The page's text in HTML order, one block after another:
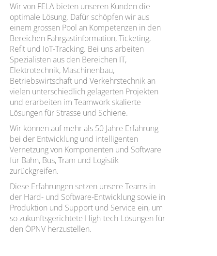
Wir von FELA bieten unseren Kunden die
optimale Lösung. Dafür schöpfen wir aus
einem grossen Pool an Kompetenzen in den
Bereichen Fahrgastinformation, Ticketing,
Refit und IoT-Tracking. Bei uns arbeiten
Spezialisten aus den Bereichen IT,
Elektrotechnik, Maschinenbau,
Betriebswirtschaft und Verkehrstechnik an
vielen unterschiedlich gelagerten Projekten
und erarbeiten im Teamwork skalierte
Lösungen für Strasse und Schiene.
Wir können auf mehr als 50 Jahre Erfahrung
bei der Entwicklung und intelligenten
Vernetzung von Komponenten und Software
für Bahn, Bus, Tram und Logistik
zurückgreifen.
Diese Erfahrungen setzen unsere Teams in
der Hard- und Software-Entwicklung sowie in
Produktion und Support und Service ein, um
so zukunftsgerichtete High-tech-Lösungen für
den ÖPNV herzustellen.